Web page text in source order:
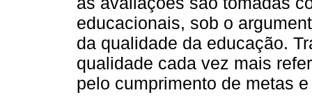
educacionais, sob o
da qualidade da educação.
qualidade cada vez mais
pelo cumprimento de metas